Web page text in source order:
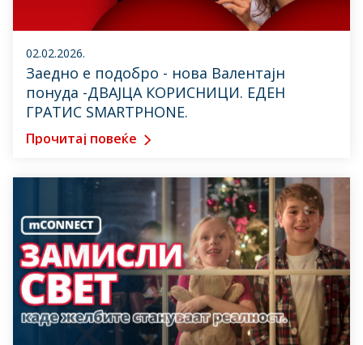
02.02.2026.
Заедно е подобро - нова Валентајн
понуда -ДВАЈЦА КОРИСНИЦИ. ЕДЕН
ГРАТИС SMARTPHONE.
Прочитај повеќе